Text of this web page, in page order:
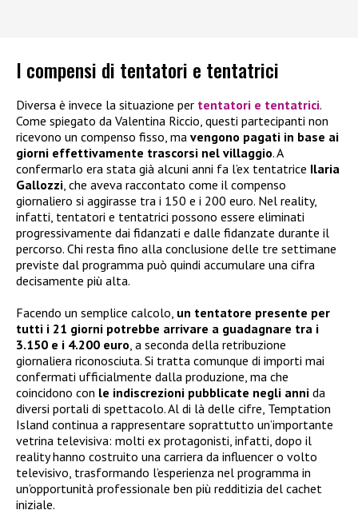
I compensi di tentatori e tentatrici
Diversa è invece la situazione per tentatori e tentatrici.
Come spiegato da Valentina Riccio, questi partecipanti non
ricevono un compenso fisso, ma vengono pagati in base ai
giorni effettivamente trascorsi nel villaggio. A
confermarlo era stata già alcuni anni fa l’ex tentatrice Ilaria
Gallozzi, che aveva raccontato come il compenso
giornaliero si aggirasse tra i 150 e i 200 euro. Nel reality,
infatti, tentatori e tentatrici possono essere eliminati
progressivamente dai fidanzati e dalle fidanzate durante il
percorso. Chi resta fino alla conclusione delle tre settimane
previste dal programma può quindi accumulare una cifra
decisamente più alta.
Facendo un semplice calcolo, un tentatore presente per
tutti i 21 giorni potrebbe arrivare a guadagnare tra i
3.150 e i 4.200 euro, a seconda della retribuzione
giornaliera riconosciuta. Si tratta comunque di importi mai
confermati ufficialmente dalla produzione, ma che
coincidono con le indiscrezioni pubblicate negli anni da
diversi portali di spettacolo. Al di là delle cifre, Temptation
Island continua a rappresentare soprattutto un’importante
vetrina televisiva: molti ex protagonisti, infatti, dopo il
reality hanno costruito una carriera da influencer o volto
televisivo, trasformando l’esperienza nel programma in
un’opportunità professionale ben più redditizia del cachet
iniziale.